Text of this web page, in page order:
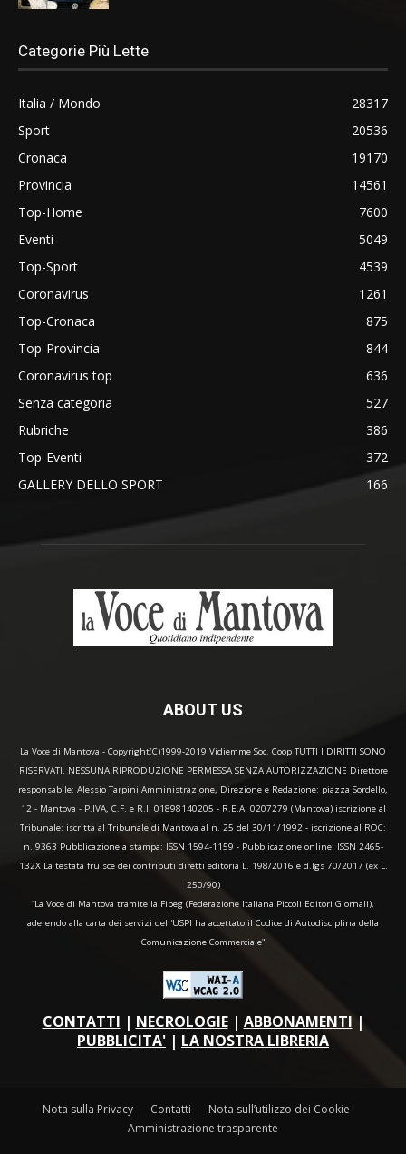
Categorie Più Lette
Italia / Mondo
28317
Sport
20536
Cronaca
19170
Provincia
14561
Top-Home
7600
Eventi
5049
Top-Sport
4539
Coronavirus
1261
Top-Cronaca
875
Top-Provincia
844
Coronavirus top
636
Senza categoria
527
Rubriche
386
Top-Eventi
372
GALLERY DELLO SPORT
166
ABOUT US
La Voce di Mantova - Copyright(C)1999-2019 Vidiemme Soc. Coop TUTTI I DIRITTI SONO
RISERVATI. NESSUNA RIPRODUZIONE PERMESSA SENZA AUTORIZZAZIONE Direttore
responsabile: Alessio Tarpini Amministrazione, Direzione e Redazione: piazza Sordello,
12 - Mantova - P.IVA, C.F. e R.I. 01898140205 - R.E.A. 0207279 (Mantova) iscrizione al
Tribunale: iscritta al Tribunale di Mantova al n. 25 del 30/11/1992 - iscrizione al ROC:
n. 9363 Pubblicazione a stampa: ISSN 1594-1159 - Pubblicazione online: ISSN 2465-
132X La testata fruisce dei contributi diretti editoria L. 198/2016 e d.lgs 70/2017 (ex L.
250/90)
“La Voce di Mantova tramite la Fipeg (Federazione Italiana Piccoli Editori Giornali),
aderendo alla carta dei servizi dell'USPI ha accettato il Codice di Autodisciplina della
Comunicazione Commerciale"
CONTATTI | NECROLOGIE| ABBONAMENTI |
PUBBLICITA' | LA NOSTRA LIBRERIA
Nota sulla Privacy Contatti
Nota sull’utilizzo dei Cookie
Amministrazione trasparente